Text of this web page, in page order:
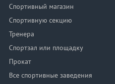
Спортивный магазин
Спортивную секцию
Тренера
Спортзал или площадку
Прокат
Все спортивные заведения